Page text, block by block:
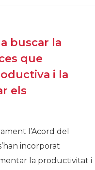
buscar la
que
i la
els
l’Acord del
incorporat
la productivitat i